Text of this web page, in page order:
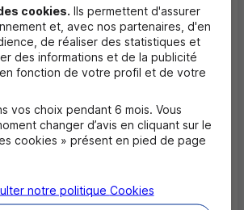
pour déficients visuels
fréquentes
sont nécessaires à
compte pour un majeur ?
numéros d'urgence ?
cookies. Ils permettent d'assurer
et, avec nos partenaires, d'en
de réaliser des statistiques et
des informations et de la publicité
fonction de votre profil et de votre
vos choix pendant 6 mois. Vous
changer d’avis en cliquant sur le
cookies » présent en pied de page
notre politique Cookies